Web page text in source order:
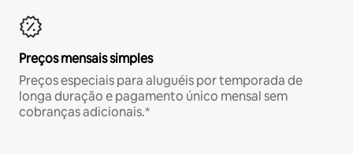
Preços mensais simples
Preços especiais para aluguéis por temporada de
longa duração e pagamento único mensal sem
cobranças adicionais.*